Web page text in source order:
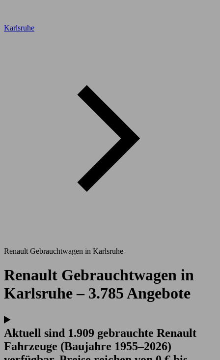
Karlsruhe
Renault Gebrauchtwagen in Karlsruhe
Renault Gebrauchtwagen in
Karlsruhe – 3.785 Angebote
Aktuell sind 1.909 gebrauchte Renault
Fahrzeuge (Baujahre 1955–2026)